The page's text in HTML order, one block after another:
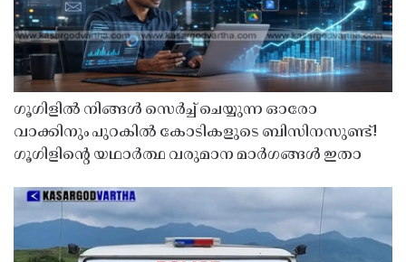
ഗൂഗിളിൽ നിങ്ങൾ സെർച്ച് ചെയ്യുന്ന ഓരോ
വാക്കിനും പുറകിൽ കോടികളുടെ ബിസിനസുണ്ട്!
ഗൂഗിളിന്റെ യഥാർത്ഥ വരുമാന മാർഗങ്ങൾ ഇതാ